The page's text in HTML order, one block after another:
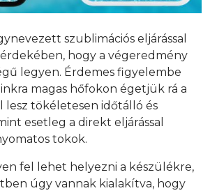
szublimációs eljárással
hogy a végeredmény
legyen. Érdemes figyelembe
magas hőfokon égetjük rá a
lesz tökéletesen időtálló és
esetleg a direkt eljárással
tokok.
fel lehet helyezni a készülékre,
úgy vannak kialakítva, hogy